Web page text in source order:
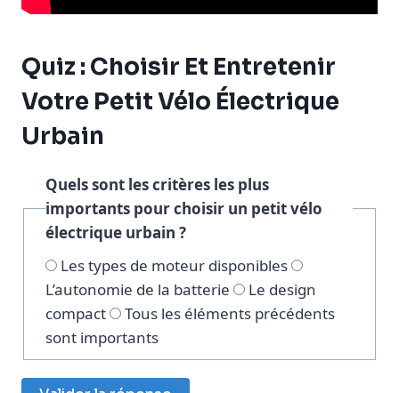
Quiz : Choisir Et Entretenir
Votre Petit Vélo Électrique
Urbain
Quels sont les critères les plus
importants pour choisir un petit vélo
électrique urbain ?
Les types de moteur disponibles
L’autonomie de la batterie
Le design
compact
Tous les éléments précédents
sont importants